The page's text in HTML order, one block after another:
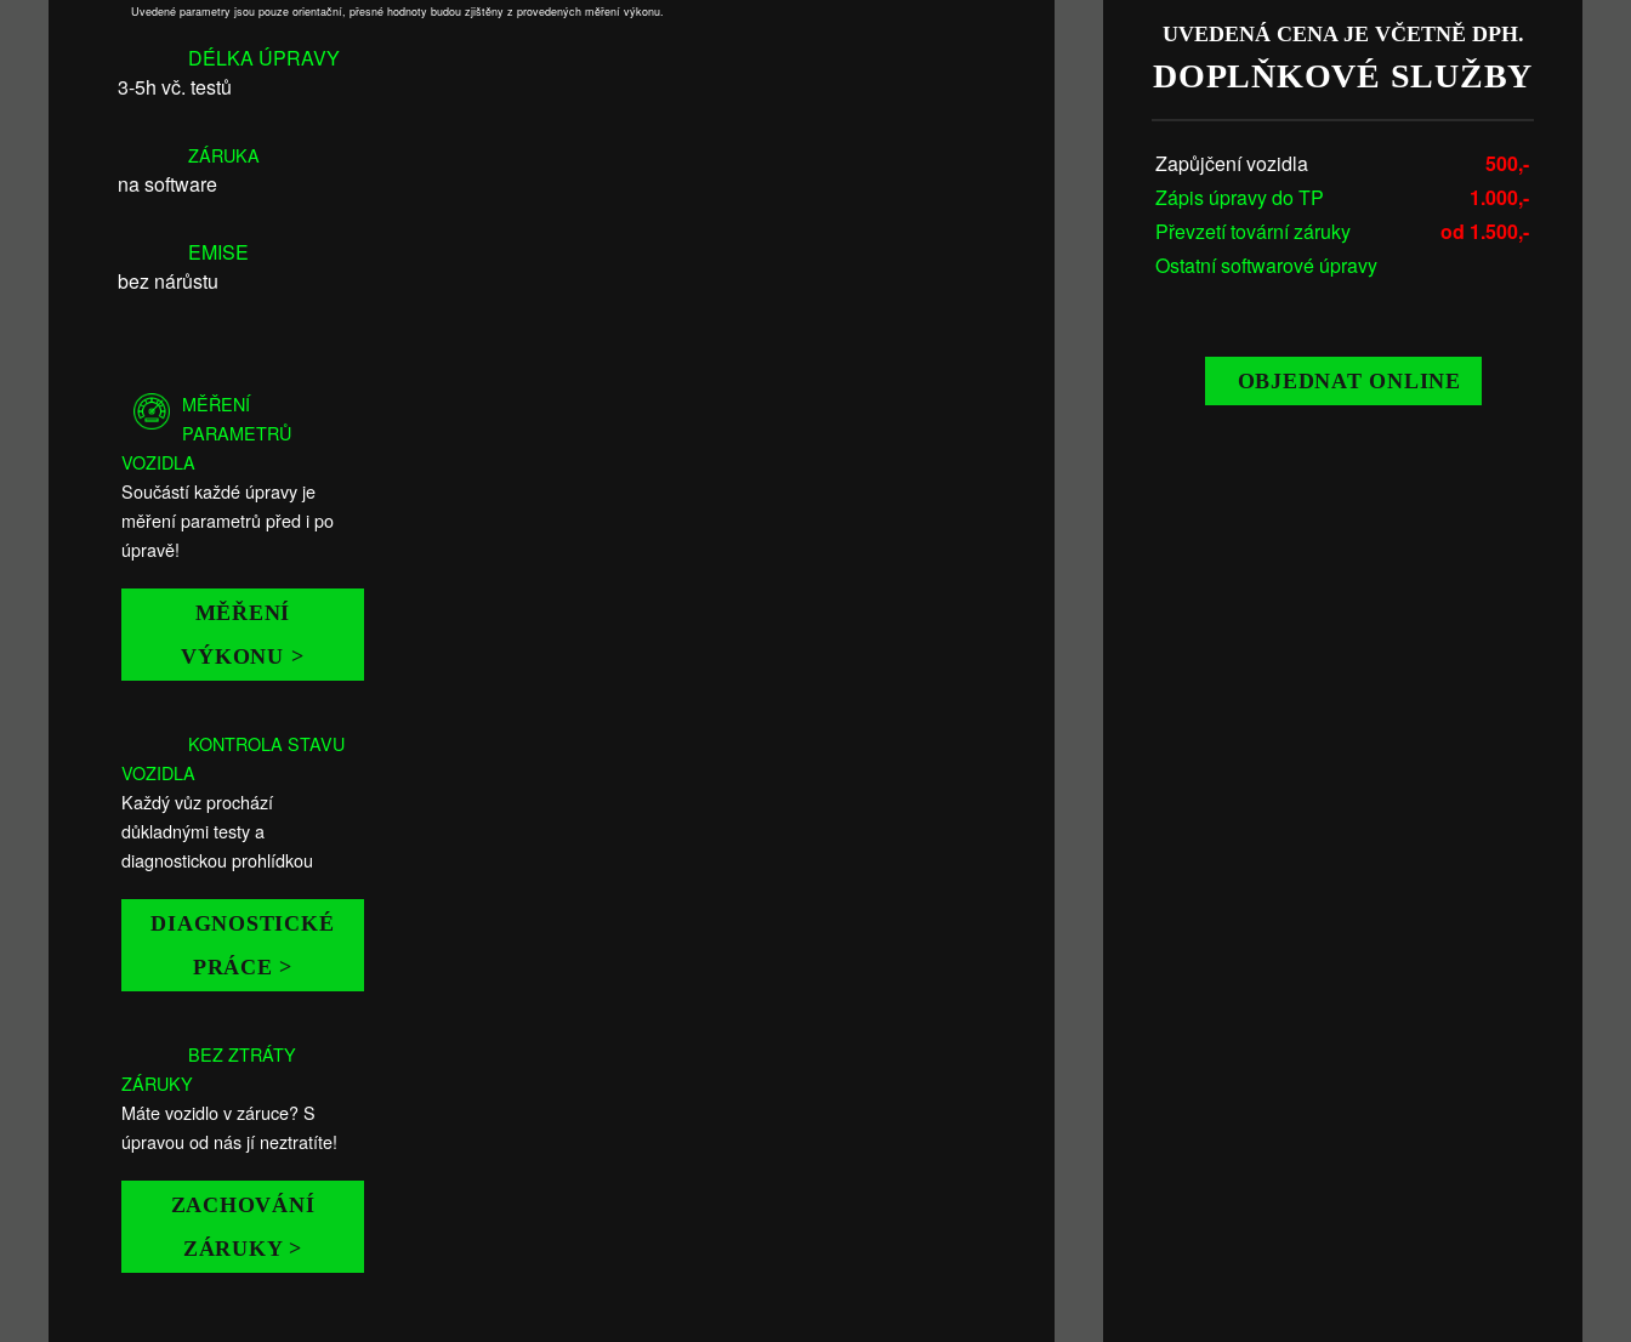
Uvedené parametry jsou pouze orientační, přesné hodnoty budou zjištěny z provedených měření výkonu.
DÉLKA ÚPRAVY
3-5h vč. testů
ZÁRUKA
na software
EMISE
bez nárůstu
MĚŘENÍ
PARAMETRŮ
VOZIDLA
Součástí každé úpravy je
měření parametrů před i po
úpravě!
MĚŘENÍ
VÝKONU >
KONTROLA STAVU
VOZIDLA
Každý vůz prochází
důkladnými testy a
diagnostickou prohlídkou
DIAGNOSTICKÉ
PRÁCE >
BEZ ZTRÁTY
ZÁRUKY
Máte vozidlo v záruce? S
úpravou od nás jí neztratíte!
ZACHOVÁNÍ
ZÁRUKY >
UVEDENÁ CENA JE VČETNĚ DPH.
DOPLŇKOVÉ SLUŽBY
Zapůjčení vozidla
500,-
Zápis úpravy do TP
1.000,-
Převzetí tovární záruky
od 1.500,-
Ostatní softwarové úpravy
OBJEDNAT ONLINE